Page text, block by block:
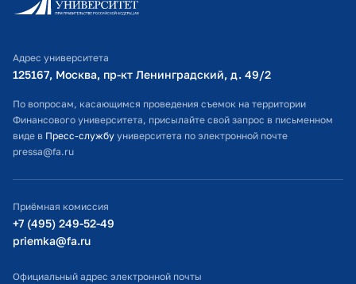
Личный кабинет поступающего
Оплата обучения
Расписание занятий
Студенческий офис
Официальный адрес электронной почты
Министерство просвещения РФ
Министерство науки и высшего образования РФ
Адрес университета
125167, Москва, пр-кт Ленинградский, д. 49/2​
По вопросам, касающимся проведения съемок на территории
Финансового университета, присылайте свой запрос в письменном
виде в Пресс-службу университета по электронной почте
pressa@fa.ru
Приёмная комиссия
+7 (495) 249-52-49
priemka@fa.ru
Официальный адрес электронной почты